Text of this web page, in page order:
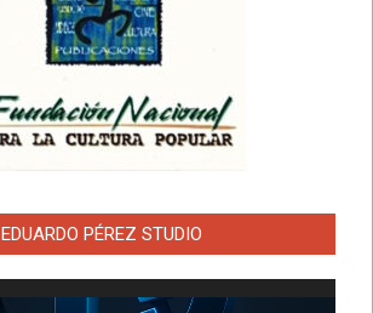
EDUARDO PÉREZ STUDIO